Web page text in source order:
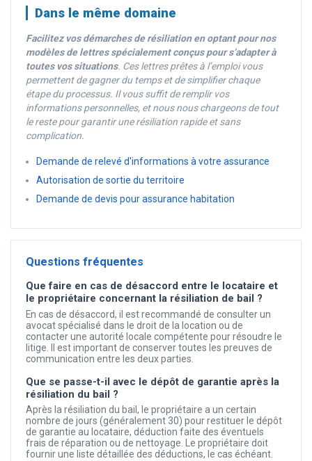
Dans le même domaine
Facilitez vos démarches de résiliation en optant pour nos
modèles de lettres spécialement conçus pour s’adapter à
toutes vos situations. Ces lettres prêtes à l’emploi vous
permettent de gagner du temps et de simplifier chaque
étape du processus. Il vous suffit de remplir vos
informations personnelles, et nous nous chargeons de tout
le reste pour garantir une résiliation rapide et sans
complication.
Demande de relevé d'informations à votre assurance
Autorisation de sortie du territoire
Demande de devis pour assurance habitation
Questions fréquentes
Que faire en cas de désaccord entre le locataire et
le propriétaire concernant la résiliation de bail ?
En cas de désaccord, il est recommandé de consulter un
avocat spécialisé dans le droit de la location ou de
contacter une autorité locale compétente pour résoudre le
litige. Il est important de conserver toutes les preuves de
communication entre les deux parties.
Que se passe-t-il avec le dépôt de garantie après la
résiliation du bail ?
Après la résiliation du bail, le propriétaire a un certain
nombre de jours (généralement 30) pour restituer le dépôt
de garantie au locataire, déduction faite des éventuels
frais de réparation ou de nettoyage. Le propriétaire doit
fournir une liste détaillée des déductions, le cas échéant.